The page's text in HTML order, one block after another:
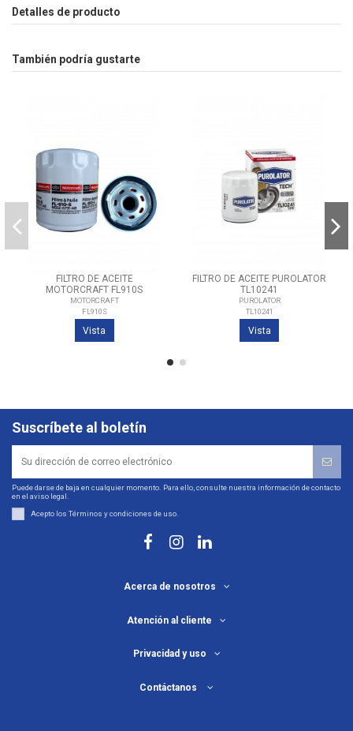
Detalles de producto
También podría gustarte
FILTRO DE ACEITE
MOTORCRAFT FL910S
MOTORCRAFT
FL910S
Vista
FILTRO DE ACEITE PUROLATOR
TL10241
PUROLATOR
TL10241
Vista
Suscríbete al boletín
Puede darse de baja en cualquier momento. Para ello, consulte nuestra información de contacto
en el aviso legal.
Acepto los Términos y condiciones de uso
Acerca de nosotros
Atención al cliente
Privacidad y uso
Contáctanos